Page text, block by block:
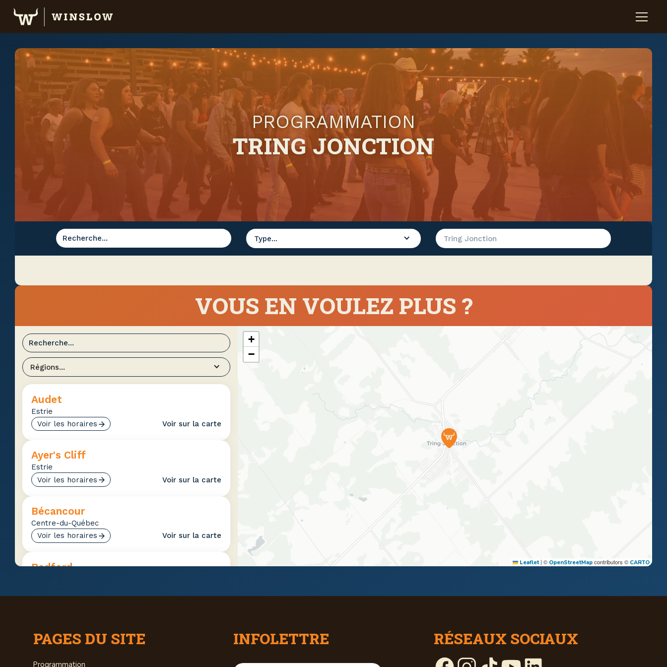
PROGRAMMATION
TRING JONCTION
Type... Tring Jonction
VOUS EN VOULEZ PLUS ?
Régions...
Audet
Estrie
Voir les horaires
Voir sur la carte
Ayer's Cliff
Estrie
Voir les horaires
Voir sur la carte
Bécancour
Centre-du-Québec
Voir les horaires
Voir sur la carte
Bedford
Montérégie
+
−
Leaflet | © OpenStreetMap contributors © CARTO
PAGES DU SITE
Programmation
INFOLETTRE RÉSEAUX SOCIAUX